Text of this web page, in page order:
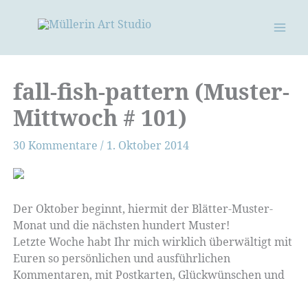
fall-fish-pattern (Muster-
Mittwoch # 101)
30 Kommentare / 1. Oktober 2014
Der Oktober beginnt, hiermit der Blätter-Muster-
Monat und die nächsten hundert Muster!
Letzte Woche habt Ihr mich wirklich überwältigt mit
Euren so persönlichen und ausführlichen
Kommentaren, mit Postkarten, Glückwünschen und